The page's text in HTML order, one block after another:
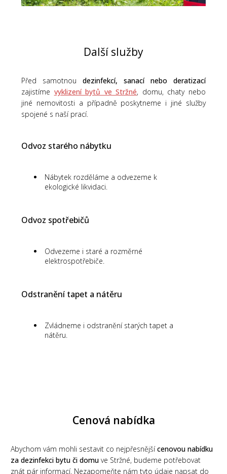
Další služby
Před samotnou dezinfekcí, sanací nebo deratizací
zajistíme vyklizení bytů ve Stržné, domu, chaty nebo
jiné nemovitosti a případně poskytneme i jiné služby
spojené s naší prací.
Odvoz starého nábytku
Nábytek rozděláme a odvezeme k
ekologické likvidaci.
Odvoz spotřebičů
Odvezeme i staré a rozměrné
elektrospotřebiče.
Odstranění tapet a nátěru
Zvládneme i odstranění starých tapet a
nátěru.
Cenová nabídka
Abychom vám mohli sestavit co nejpřesnějšícenovou nabídku
za dezinfekci bytu či domu ve Stržné, budeme potřebovat
znát pár informací. Nezapomeňte nám tyto údaje napsat do